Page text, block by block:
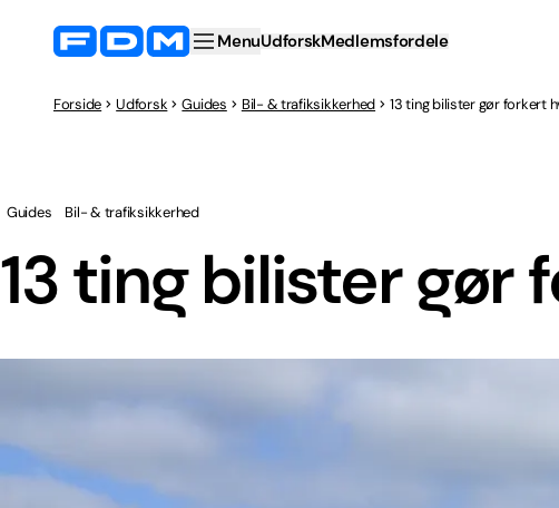
MenuUdforskMedlemsfordele
Forside Udforsk Guides Bil- & trafiksikkerhed 13 ting bilister gør forkert
13 ting bilister gør
Guides Bil- & trafiksikkerhed